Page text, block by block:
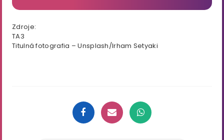
Zdroje:
TA3
Titulná fotografia – Unsplash/Irham Setyaki